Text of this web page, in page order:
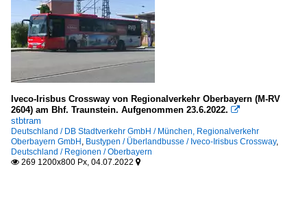
Iveco-Irisbus Crossway von Regionalverkehr Oberbayern (M-RV
2604) am Bhf. Traunstein. Aufgenommen 23.6.2022. 
stbtram
Deutschland / DB Stadtverkehr GmbH / München, Regionalverkehr
Oberbayern GmbH, Bustypen / Überlandbusse / Iveco-Irisbus Crossway,
Deutschland / Regionen / Oberbayern
 269 1200x800 Px, 04.07.2022 